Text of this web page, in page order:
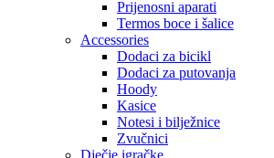
Prijenosni aparati
Termos boce i šalice
Accessories
Dodaci za bicikl
Dodaci za putovanja
Hoody
Kasice
Notesi i bilježnice
Zvučnici